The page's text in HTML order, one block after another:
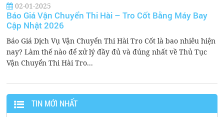
02-01-2025
Báo Giá Vận Chuyển Thi Hài – Tro Cốt Bằng Máy Bay
Cập Nhật 2026
Báo Giá Dịch Vụ Vận Chuyển Thi Hài Tro Cốt là bao nhiêu hiện
nay? Làm thế nào để xử lý đầy đủ và đúng nhất về Thủ Tục
Vận Chuyển Thi Hài Tro...
TIN MỚI NHẤT